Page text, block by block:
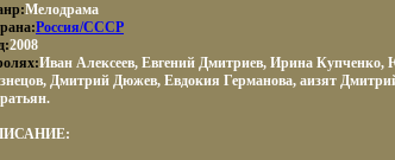
Мелодрама
Россия/СССР
2008
Иван Алексеев, Евгений Дмитриев, Ирина
Дмитрий Дюжев, Евдокия Германова, аизят